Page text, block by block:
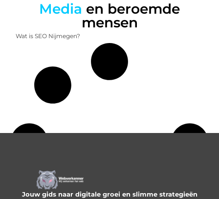
Media en beroemde
mensen
Wat is SEO Nijmegen?
Jouw gids naar digitale groei en slimme strategieën